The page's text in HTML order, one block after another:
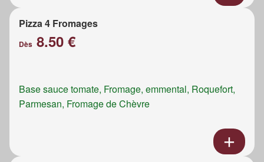
Pizza 4 Fromages
Dès 8.50 €
Base sauce tomate, Fromage, emmental, Roquefort,
Parmesan, Fromage de Chèvre